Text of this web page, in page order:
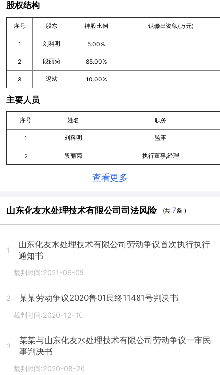
股权结构
序号 股东 持股比例 认缴出资额(万元)
1 刘科明 5.00%
2 段丽菊 85.00%
3 迟斌 10.00%
主要人员
序号 姓名 职务
1 刘科明 监事
2 段丽菊 执行董事,经理
查看更多
山东化友水处理技术有限公司司法风险 (共7条 )
1
山东化友水处理技术有限公司劳动争议首次执行执行
通知书
裁判时间:2021-06-09
2 某某劳动争议2020鲁01民终11481号判决书
裁判时间:2020-12-10
3
某某与山东化友水处理技术有限公司劳动争议一审民
事判决书
裁判时间:2020-08-20